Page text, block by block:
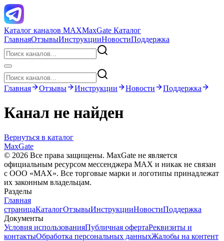
Каталог каналов MAXMaxGate Каталог
ГлавнаяОтзывыИнструкцииНовостиПоддержка
Главная Отзывы Инструкции Новости Поддержка
Канал не найден
Вернуться в каталог
MaxGate
© 2026 Все права защищены. MaxGate не является
официальным ресурсом мессенджера MAX и никак не связан
с ООО «МАХ». Все торговые марки и логотипы принадлежат
их законным владельцам.
Разделы
Главная
страницаКаталогОтзывыИнструкцииНовостиПоддержка
Документы
Условия использованияПубличная офертаРеквизиты и
контактыОбработка персональных данныхЖалобы на контент